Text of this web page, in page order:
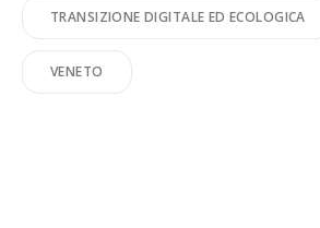
TRANSIZIONE DIGITALE ED ECOLOGICA
VENETO